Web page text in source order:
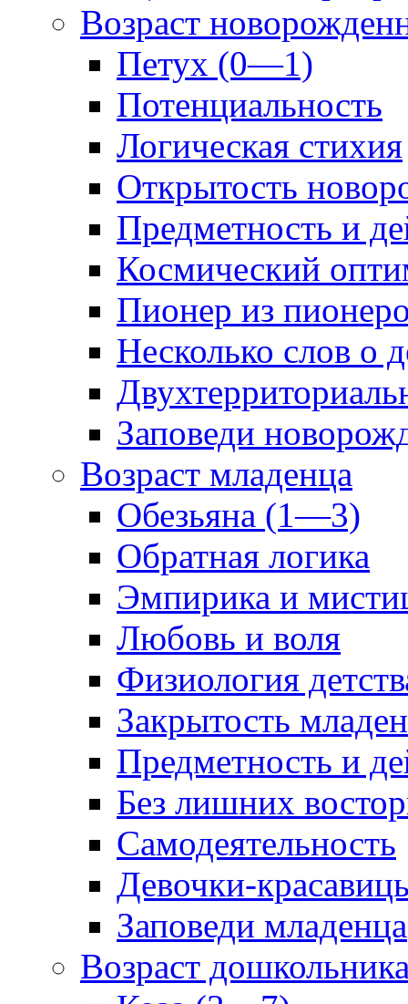
Возраст
Петух (0—1)
Потенциальность
Логическая стихия
Открытость
Предметность и
Космический
Пионер из
Несколько слов о
Заповеди
Возраст младенца
Обезьяна (1—3)
Обратная логика
Эмпирика и
Любовь и воля
Физиология
Закрытость
Предметность и
Без лишних
Самодеятельность
Девочки-
Заповеди младенца
Возраст